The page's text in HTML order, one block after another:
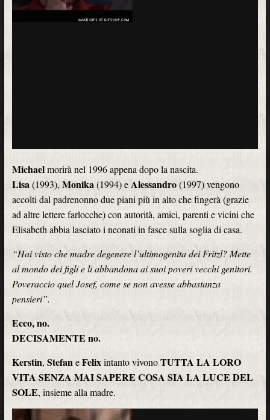
Michaelmorirà nel 1996 appena dopo la nascita.
Lisa(1993), Monika(1994) eAlessandro(1997) vengono
accolti dal padrenonno due piani più in alto che fingerà (grazie
ad altre lettere farlocche) con autorità, amici, parenti e vicini che
Elisabeth abbia lasciato i neonati in fasce sulla soglia di casa.
“Hai visto che madre degenere l’ultimogenita dei Fritzl? Mette
al mondo dei figli e li abbandona ai suoi poveri vecchi genitori.
Poveraccio quel Josef, come se non avesse abbastanza
pensieri”.
Ecco, no.
DECISAMENTE no.
Kerstin, Stefan eFelixintanto vivonoTUTTA LA LORO
VITA SENZA MAI SAPERE COSA SIA LA LUCE DEL
SOLE, insieme alla madre.